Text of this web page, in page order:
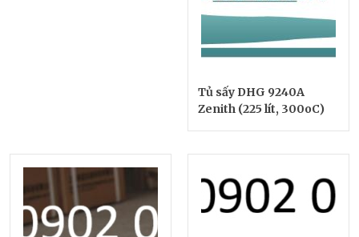
Tủ sấy DHG 9240A
Zenith (225 lít, 300oC)